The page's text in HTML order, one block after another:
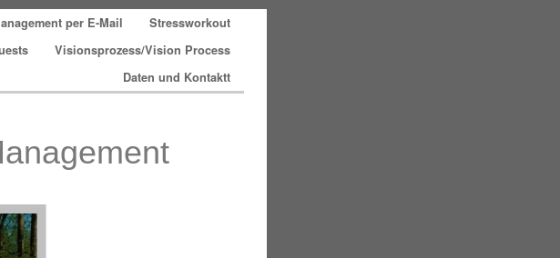
per E-Mail
Stressworkout
Visionsprozess/Vision Process
Daten und Kontaktt